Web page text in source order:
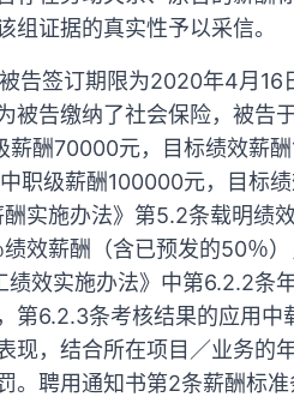
证据的真实性予以采信。
告签订期限为2020年4月
被告缴纳了社会保险，被告
酬70000元，目标绩效薪
职级薪酬100000元，目标
实施办法》第5.2条载明绩
效薪酬（含已预发的50％
效实施办法》中第6.2.2条
第6.2.3条考核结果的应用中
现，结合所在项目／业务的
。聘用通知书第2条薪酬标准